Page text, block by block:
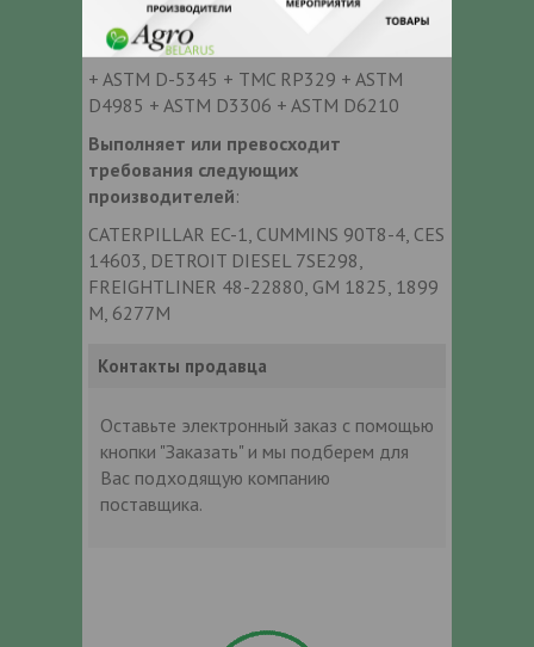
СООТВЕТСТВУЕТ ТРЕБОВАНИЯМ
СТАНДАРТОВ И ОДОБРЕН
+ ASTM D-5345 + TMC RP329 + ASTM
D4985 + ASTM D3306 + ASTM D6210
Выполняет или превосходит
требования следующих
производителей:
CATERPILLAR EC-1, CUMMINS 90Т8-4, CES
14603, DETROIT DIESEL 7SE298,
FREIGHTLINER 48-22880, GM 1825, 1899
М, 6277М
Контакты продавца
Оставьте электронный заказ с помощью
кнопки "Заказать" и мы подберем для
Вас подходящую компанию
поставщика.